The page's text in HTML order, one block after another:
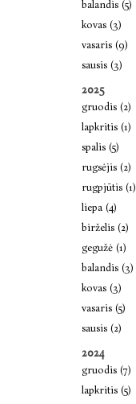
balandis (5)
kovas (3)
vasaris (9)
sausis (3)
2025
gruodis (2)
lapkritis (1)
spalis (5)
rugsėjis (2)
rugpjūtis (1)
liepa (4)
birželis (2)
gegužė (1)
balandis (3)
kovas (3)
vasaris (5)
sausis (2)
2024
gruodis (7)
lapkritis (5)